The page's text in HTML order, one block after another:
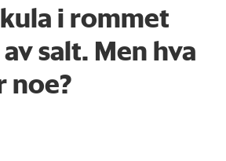
i rommet
salt. Men hva
noe?